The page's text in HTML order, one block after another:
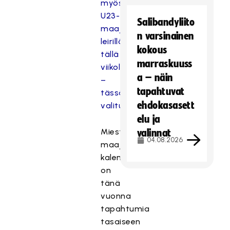
myös:
U23-
maajoukkue
leirillä
tällä
viikolla
–
tässä
valitut
Miesten
maajoukkueen
kalenterissa
on
tänä
vuonna
tapahtumia
tasaiseen
Salibandyliito
n varsinainen
kokous
marraskuuss
a – näin
tapahtuvat
ehdokasasett
elu ja
valinnat
04.08.2026